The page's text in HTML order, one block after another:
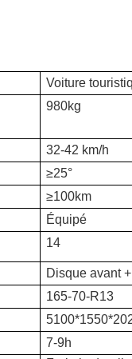
Voiture
980kg
32-42 km/h
≥25°
≥100km
Équipé
14
Disque avant
165-70-R13
7-9h